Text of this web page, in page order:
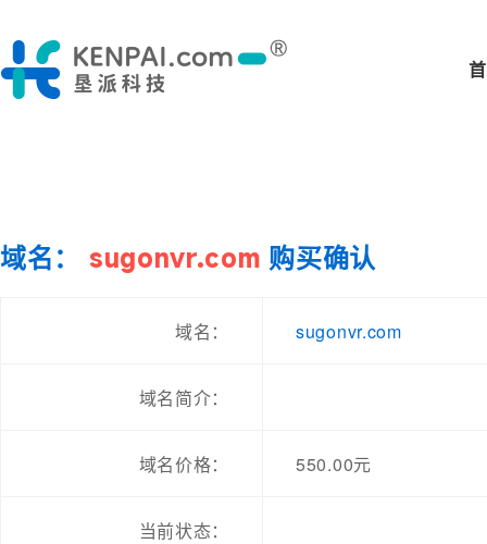
域名： sugonvr.com 购买确认
域名： sugonvr.com
域名简介：
域名价格： 550.00元
当前状态：